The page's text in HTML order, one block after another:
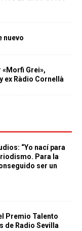
nuevo
«Morfi Grei»,
ex Ràdio Cornellà
“Yo nací para
Para la
ser un
Premio Talento
de Radio Sevilla